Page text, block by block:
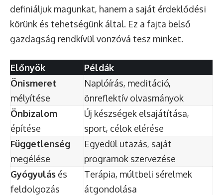
definiáljuk magunkat, hanem a saját érdeklődési
körünk és tehetségünk által. Ez a fajta belső
gazdagság rendkívül vonzóvá tesz minket.
Előnyök
Példák
Önismeret
mélyítése
Naplóírás, meditáció,
önreflektív olvasmányok
Önbizalom
építése
Új készségek elsajátítása,
sport, célok elérése
Függetlenség
megélése
Egyedül utazás, saját
programok szervezése
Gyógyulás és
feldolgozás
Terápia, múltbeli sérelmek
átgondolása